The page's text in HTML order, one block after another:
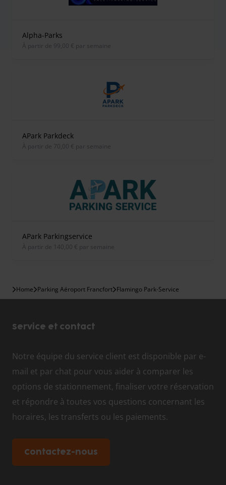
Alpha-Parks
À partir de 99,00 € par semaine
APark Parkdeck
À partir de 70,00 € par semaine
APark Parkingservice
À partir de 140,00 € par semaine
Home Parking Aéroport Francfort Flamingo Park-Service
Service et contact
Notre équipe du service client est disponible par e-
mail et par chat pour vous aider à comparer les
options de stationnement, finaliser votre réservation
et répondre à toutes vos questions concernant les
horaires, les transferts ou les paiements.
Contactez-nous